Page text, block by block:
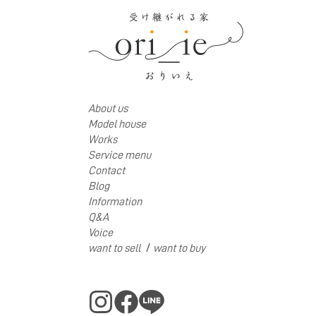
About us
Model house
Works
Service menu
Contact
Blog
Information
Q&A
Voice
want to sell / want to buy